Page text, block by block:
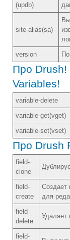
(updb)
site-alias(sa)
version
Про
Variables!
variable-delete
variable-get(vget)
variable-set(vset)
Про Drush
field-
clone
field-
create
Создает
для
field-
delete
Удаляет
field-